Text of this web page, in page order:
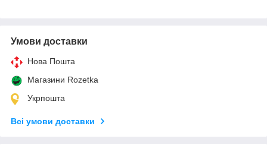
Умови доставки
Нова Пошта
Магазини Rozetka
Укрпошта
Всі умови доставки